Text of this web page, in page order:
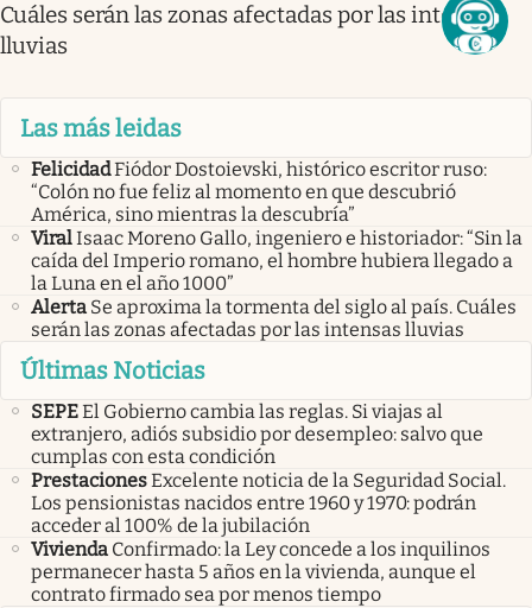
Cuáles serán las zonas afectadas por las intensas
lluvias
Las más leidas
FelicidadFiódor Dostoievski, histórico escritor ruso:
“Colón no fue feliz al momento en que descubrió
América, sino mientras la descubría”
ViralIsaac Moreno Gallo, ingeniero e historiador: “Sin la
caída del Imperio romano, el hombre hubiera llegado a
la Luna en el año 1000”
Alerta Se aproxima la tormenta del siglo al país. Cuáles
serán las zonas afectadas por las intensas lluvias
Últimas Noticias
SEPEEl Gobierno cambia las reglas. Si viajas al
extranjero, adiós subsidio por desempleo: salvo que
cumplas con esta condición
PrestacionesExcelente noticia de la Seguridad Social.
Los pensionistas nacidos entre 1960 y 1970: podrán
acceder al 100% de la jubilación
Vivienda Confirmado: la Ley concede a los inquilinos
permanecer hasta 5 años en la vivienda, aunque el
contrato firmado sea por menos tiempo